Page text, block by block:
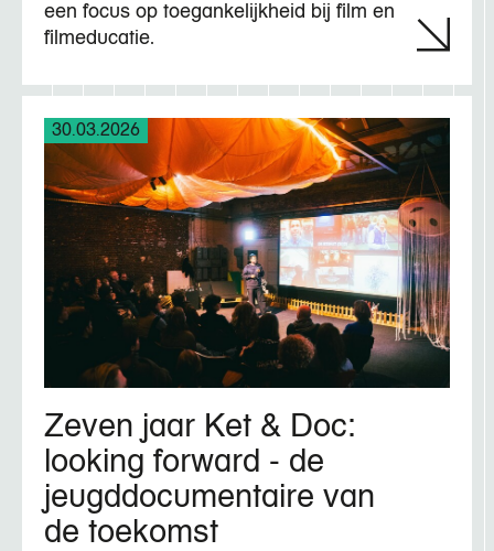
een focus op toegankelijkheid bij film en
filmeducatie.
30.03.2026
Zeven jaar Ket & Doc:
looking forward - de
jeugddocumentaire van
de toekomst